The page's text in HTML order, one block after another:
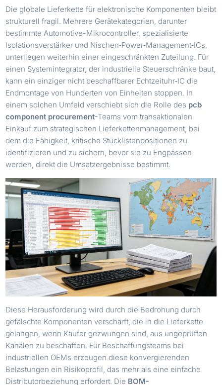
Die globale Lieferkette für elektronische Komponenten bleibt
strukturell fragil. Mehrere Gerätekategorien, darunter
bestimmte Automotive-Mikrocontroller, spezialisierte
Isolationsverstärker und Nischen‑Power‑Management‑ICs,
unterliegen weiterhin einer eingeschränkten Zuteilung. Für
einen Systemintegrator, der industrielle Steuerschränke baut,
kann ein einziger nicht beschaffbarer Echtzeituhr‑IC die
Endmontage von Hunderten von Einheiten stoppen. In
einem solchen Umfeld verschiebt sich die Rolle des pcb
component procurement-Teams vom transaktionalen
Einkauf zum strategischen Lieferkettenmanagement, bei
dem die Fähigkeit, kritische Stücklistenpositionen zu
identifizieren und zu sichern, bevor sie zu Engpässen
werden, direkt die Umsatzergebnisse bestimmt.
Diese Herausforderung wird durch die Bedrohung durch
gefälschte Komponenten verschärft, die in die Lieferkette
gelangen, wenn Käufer gezwungen sind, aus ungeprüften
Kanälen zu beschaffen. Für Beschaffungsteams bei
industriellen OEMs erzeugen diese konvergierenden
Belastungen ein Risikoprofil, das mehr als eine einfache
Distributorbeziehung erfordert. Die BOM-